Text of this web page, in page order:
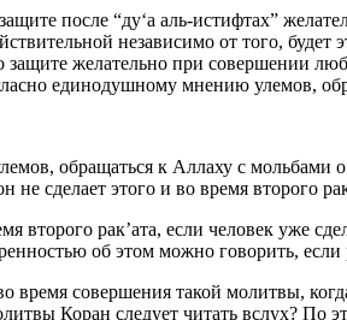
после “ду‘а аль-истифтах”
независимо от того,
желательно при совершении
единодушному мнению улемов,
обращаться к Аллаху с мольбами о
не сделает этого и во время второго
второго рак’ата, если человек уже
об этом можно говорить, если
время совершения такой молитвы,
Коран следует читать вслух?